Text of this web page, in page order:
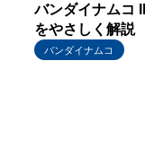
バンダイナムコ
をやさしく解説
バンダイナムコ